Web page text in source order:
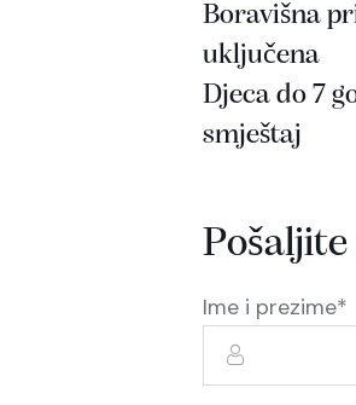
Boravišna
uključena
Djeca do 7
smještaj
Ime i prezime*